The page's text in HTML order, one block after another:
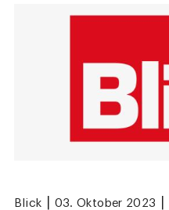
Blick 03. Oktober 2023